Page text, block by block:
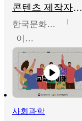
콘텐츠 제작자를 위한 문화다양성의 이해
한국문화예술교육진흥원
이성민
사회과학